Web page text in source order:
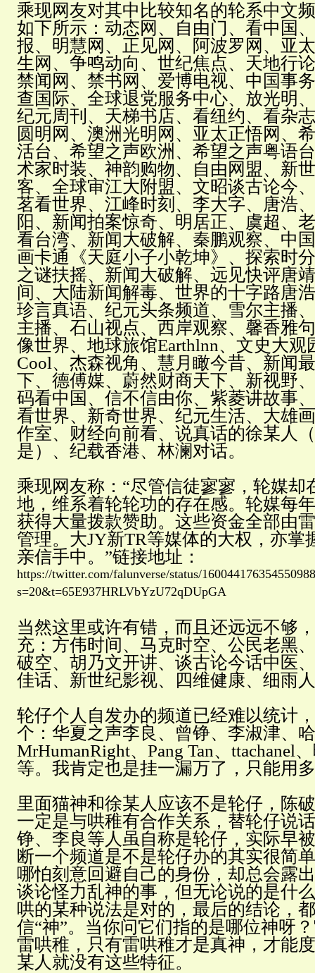
乘现网友对其中比较知名的轮系中文
如下所示：动态网、自由门、看中国
报、明慧网、正见网、阿波罗网、亚
生网、争鸣动向、世纪焦点、天地行
禁闻网、禁书网、爱博电视、中国事
查国际、全球退党服务中心、放光明
纪元周刊、天梯书店、看纽约、看杂
圆明网、澳洲光明网、亚太正悟网、
活台、希望之声欧洲、希望之声粤语
术家时装、神韵购物、自由网盟、新
客、全球审江大附盟、文昭谈古论今
茗看世界、江峰时刻、李大字、唐浩
阳、新闻拍案惊奇、明居正、虞超、
看台湾、新闻大破解、秦鹏观察、中
画卡通《天庭小子小乾坤》、探索时
之谜扶摇、新闻大破解、远见快评唐
间、大陆新闻解毒、世界的十字路唐
珍言真语、纪元头条频道、雪尔主播
主播、石山视点、西岸观察、馨香雅
像世界、地球旅馆Earthlnn、文史大观
Cool、杰森视角、慧月瞰今昔、新闻
下、德傅媒、蔚然财商天下、新视野
码看中国、信不信由你、紫菱讲故事
看世界、新奇世界、纪元生活、大雄
作室、财经向前看、说真话的徐某人
是）、纪载香港、林澜对话。
乘现网友称：“尽管信徒寥寥，轮媒却
地，维系着轮轮功的存在感。轮媒每
获得大量拨款赞助。这些资金全部由
管理。大JY新TR等媒体的大权，亦掌
亲信手中。”链接地址：
https://twitter.com/falunverse/status/
s=20&t=65E937HRLVbYzU72qDUpGA
当然这里或许有错，而且还远远不够
充：方伟时间、马克时空、公民老黑
破空、胡乃文开讲、谈古论今话中医
佳话、新世纪影视、四维健康、细雨
轮仔个人自发办的频道已经难以统计
个：华夏之声李良、曾铮、李淑津、
MrHumanRight、Pang Tan、ttachanel
等。我肯定也是挂一漏万了，只能用
里面猫神和徐某人应该不是轮仔，陈
一定是与哄稚有合作关系，替轮仔说
铮、李良等人虽自称是轮仔，实际早
断一个频道是不是轮仔办的其实很简
哪怕刻意回避自己的身份，却总会露
谈论怪力乱神的事，但无论说的是什
哄的某种说法是对的，最后的结论，
信“神”。当你问它们指的是哪位神呀
雷哄稚，只有雷哄稚才是真神，才能
某人就没有这些特征。